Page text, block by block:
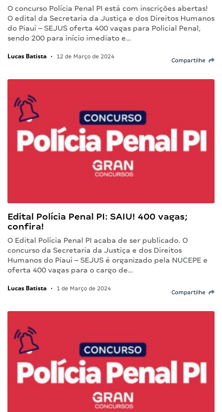
O concurso Polícia Penal PI está com inscrições abertas!
O edital da Secretaria da Justiça e dos Direitos Humanos
do Piauí – SEJUS oferta 400 vagas para Policial Penal,
sendo 200 para início imediato e…
Lucas Batista • 12 de Março de 2024
Compartilhe
Edital Polícia Penal PI: SAIU! 400 vagas;
confira!
O Edital Polícia Penal PI acaba de ser publicado. O
concurso da Secretaria da Justiça e dos Direitos
Humanos do Piauí – SEJUS é organizado pela NUCEPE e
oferta 400 vagas para o cargo de…
Lucas Batista • 1 de Março de 2024
Compartilhe